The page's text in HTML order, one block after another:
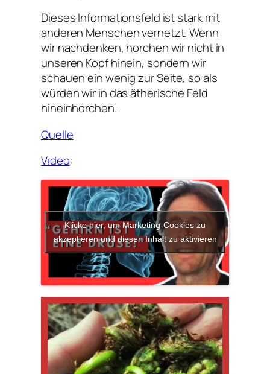
Dieses Informationsfeld ist stark mit
anderen Menschen vernetzt. Wenn
wir nachdenken, horchen wir nicht in
unseren Kopf hinein, sondern wir
schauen ein wenig zur Seite, so als
würden wir in das ätherische Feld
hineinhorchen.
Quelle
Video:
Klicke hier, um Marketing-Cookies zu
akzeptieren und diesen Inhalt zu aktivieren